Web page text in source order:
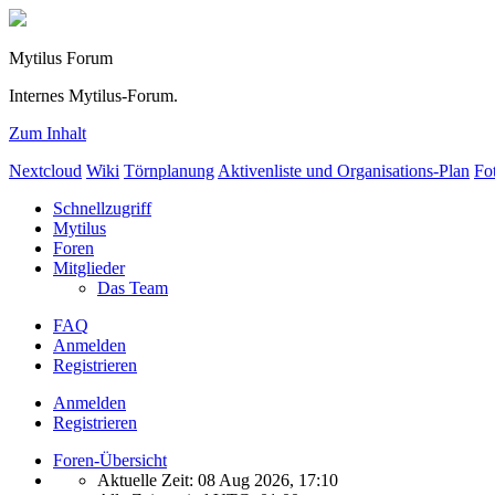
Mytilus Forum
Internes Mytilus-Forum.
Zum Inhalt
Nextcloud Wiki Törnplanung Aktivenliste und Organisations-Plan
Schnellzugriff
Mytilus
Foren
Mitglieder
Das Team
FAQ
Anmelden
Registrieren
Anmelden
Registrieren
Foren-Übersicht
Aktuelle Zeit: 08 Aug 2026, 17:10